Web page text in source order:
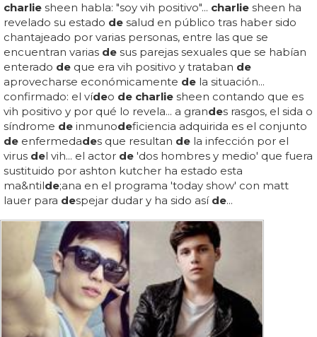
charlie sheen habla: "soy vih positivo"... charlie sheen ha
revelado su estado de salud en público tras haber sido
chantajeado por varias personas, entre las que se
encuentran varias de sus parejas sexuales que se habían
enterado de que era vih positivo y trataban de
aprovecharse económicamente de la situación...
confirmado: el vídeo de charlie sheen contando que es
vih positivo y por qué lo revela... a grandes rasgos, el sida o
síndrome de inmunodeficiencia adquirida es el conjunto
de enfermedades que resultan de la infección por el
virus del vih... el actor de 'dos hombres y medio' que fuera
sustituido por ashton kutcher ha estado esta
ma&ntilde;ana en el programa 'today show' con matt
lauer para despejar dudar y ha sido así de...